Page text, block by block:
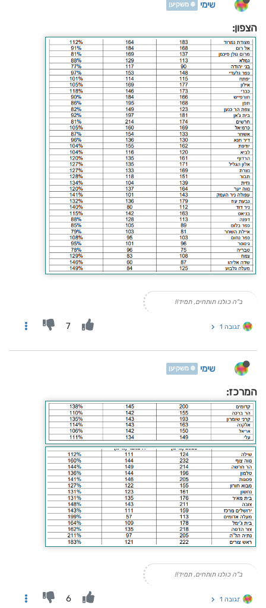
שימי ❄️ משקיען
הצפון:
ב"ה כולנו תותחים, תמיד!!
תגובה 1 7
שימי ❄️ משקיען
המרכז:
ב"ה כולנו תותחים, תמיד!!
תגובה 1 6